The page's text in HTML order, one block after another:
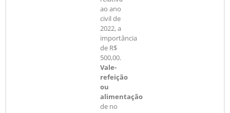
ao ano
civil de
2022, a
importância
de R$
500,00.
Vale-
refeição
ou
alimentação
de no